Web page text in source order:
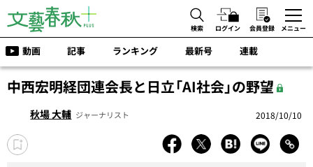
検索 ログイン 会員登録 メニュー
動画 記事 ランキング 最新号 連載
中西宏明経団連会長と日立「AI社会」の野望
秋場 大輔 ジャーナリスト 2018/10/10